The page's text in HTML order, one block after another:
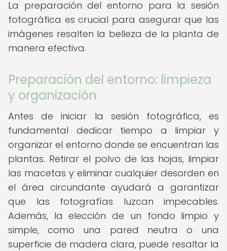
La preparación del entorno para la sesión
fotográfica es crucial para asegurar que las
imágenes resalten la belleza de la planta de
manera efectiva.
Preparación del entorno: limpieza
y organización
Antes de iniciar la sesión fotográfica, es
fundamental dedicar tiempo a limpiar y
organizar el entorno donde se encuentran las
plantas. Retirar el polvo de las hojas, limpiar
las macetas y eliminar cualquier desorden en
el área circundante ayudará a garantizar
que las fotografías luzcan impecables.
Además, la elección de un fondo limpio y
simple, como una pared neutra o una
superficie de madera clara, puede resaltar la